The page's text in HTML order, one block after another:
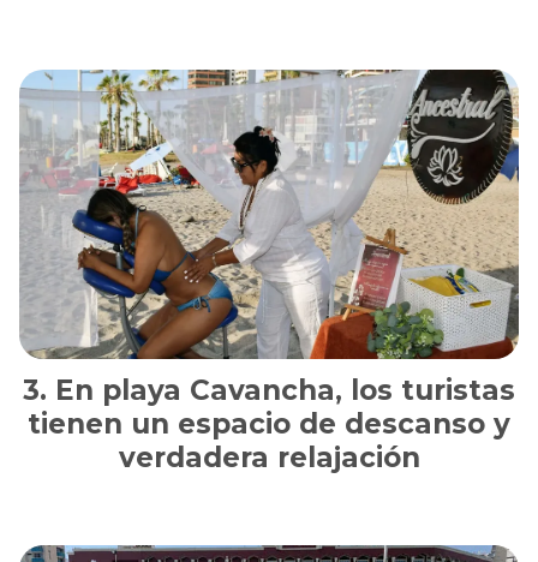
En playa Cavancha, los turistas
tienen un espacio de descanso y
verdadera relajación